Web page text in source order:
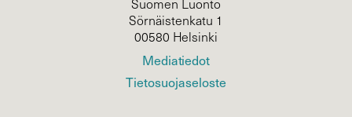
Suomen Luonto
Sörnäistenkatu 1
00580 Helsinki
Mediatiedot
Tietosuojaseloste